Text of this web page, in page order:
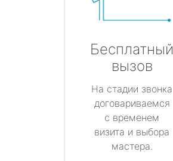
Бесплатный
вызов
На стадии звонка
договариваемся
с временем
визита и выбора
мастера.